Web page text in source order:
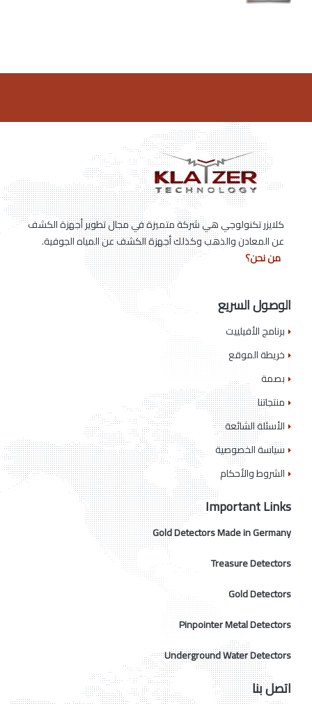
كلايزر تكنولوجي هي شركة متميزة في مجال تطوير أجهزة الكشف
عن المعادن والذهب وكذلك أجهزة الكشف عن المياه الجوفية.
من نحن؟
الوصول السريع
برنامج الأفيلييت
خريطة الموقع
بصمة
منتجاتنا
الأسئلة الشائعة
سياسة الخصوصية
الشروط والأحكام
Important Links
Gold Detectors Made in Germany
Treasure Detectors
Gold Detectors
Pinpointer Metal Detectors
Underground Water Detectors
اتصل بنا